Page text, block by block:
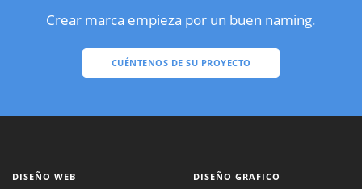
Crear marca empieza por un buen naming.
CUÉNTENOS DE SU PROYECTO
DISEÑO WEB DISEÑO GRAFICO